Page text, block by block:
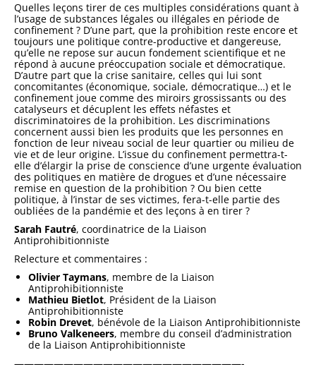
Quelles leçons tirer de ces multiples considérations quant à
l’usage de substances légales ou illégales en période de
confinement ? D’une part, que la prohibition reste encore et
toujours une politique contre-productive et dangereuse,
qu’elle ne repose sur aucun fondement scientifique et ne
répond à aucune préoccupation sociale et démocratique.
D’autre part que la crise sanitaire, celles qui lui sont
concomitantes (économique, sociale, démocratique…) et le
confinement joue comme des miroirs grossissants ou des
catalyseurs et décuplent les effets néfastes et
discriminatoires de la prohibition. Les discriminations
concernent aussi bien les produits que les personnes en
fonction de leur niveau social de leur quartier ou milieu de
vie et de leur origine. L’issue du confinement permettra-t-
elle d’élargir la prise de conscience d’une urgente évaluation
des politiques en matière de drogues et d’une nécessaire
remise en question de la prohibition ? Ou bien cette
politique, à l’instar de ses victimes, fera-t-elle partie des
oubliées de la pandémie et des leçons à en tirer ?
Sarah Fautré, coordinatrice de la Liaison
Antiprohibitionniste
Relecture et commentaires :
Olivier Taymans, membre de la Liaison
Antiprohibitionniste
Mathieu Bietlot, Président de la Liaison
Antiprohibitionniste
Robin Drevet, bénévole de la Liaison Antiprohibitionniste
Bruno Valkeneers, membre du conseil d’administration
de la Liaison Antiprohibitionniste
———————————————————————-